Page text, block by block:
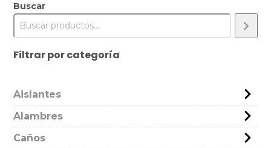
Buscar
Filtrar por categoría
Aislantes
Alambres
Caños